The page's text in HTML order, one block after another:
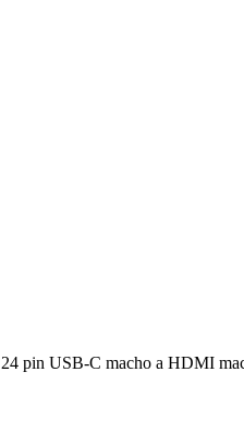
pin USB-C macho a HDMI